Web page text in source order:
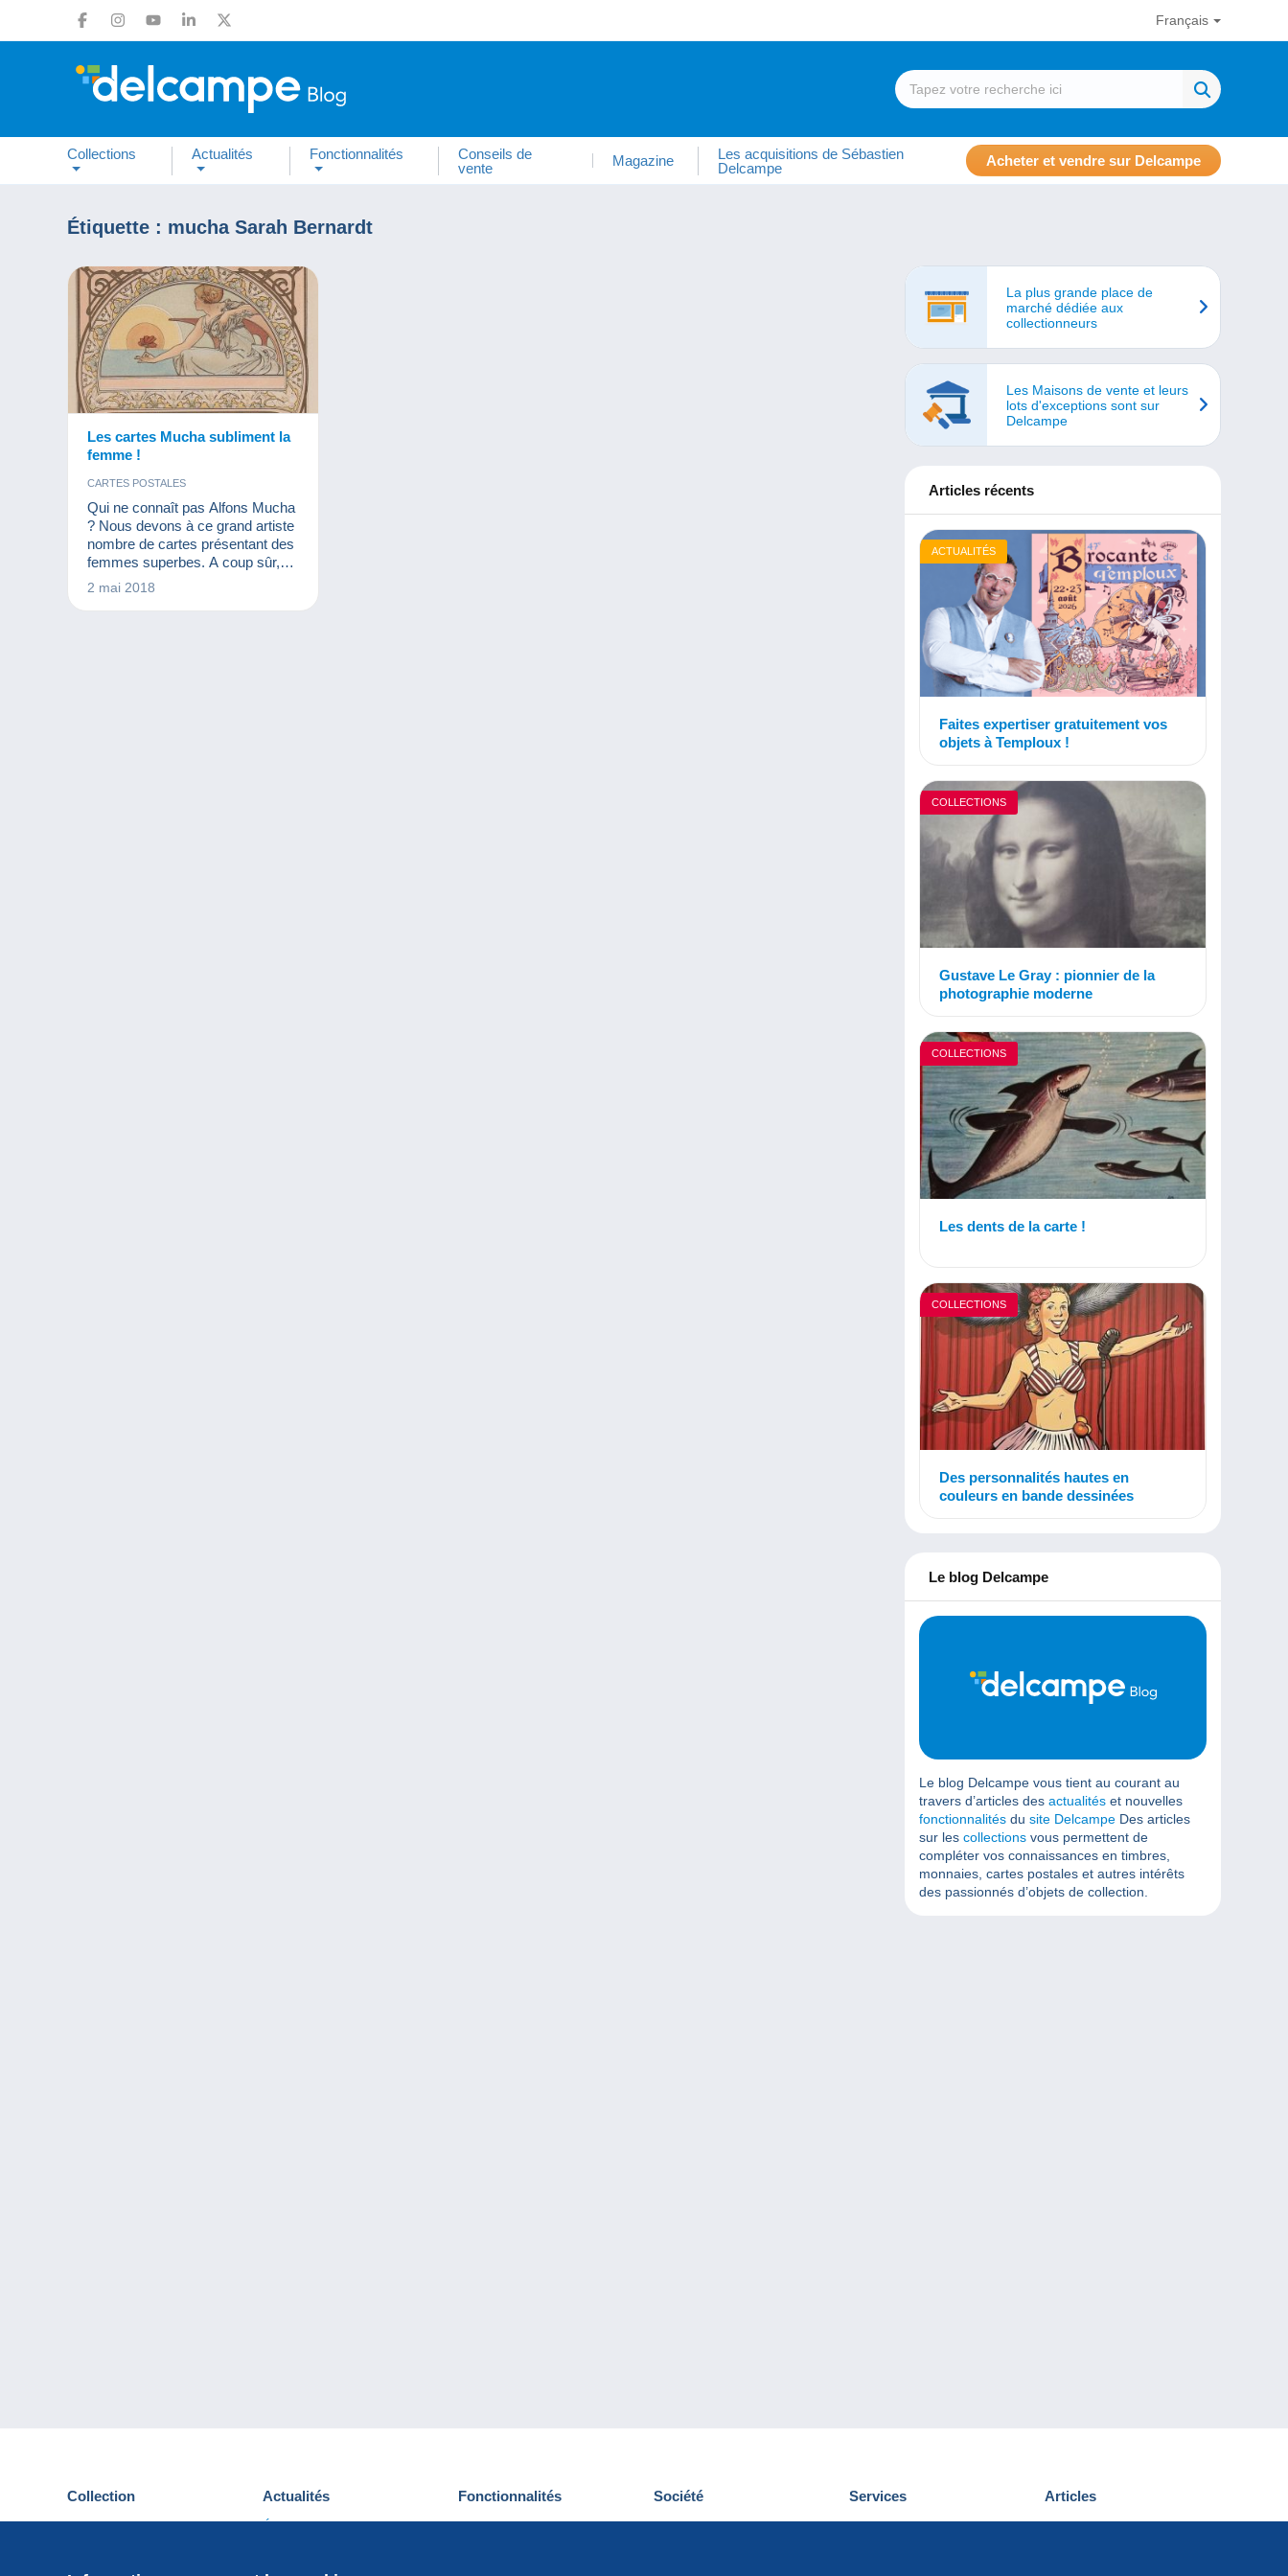
Français
Collections Actualités Fonctionnalités
Conseils de
vente
Magazine
Les acquisitions de Sébastien
Delcampe
Acheter et vendre sur Delcampe
Étiquette : mucha Sarah Bernardt
Les cartes Mucha subliment la
femme !
CARTES POSTALES
Qui ne connaît pas Alfons Mucha
? Nous devons à ce grand artiste
nombre de cartes présentant des
femmes superbes. A coup sûr,
cet artiste a marqué la cartophilie.
2 mai 2018
La plus grande place de
marché dédiée aux
collectionneurs
Les Maisons de vente et leurs
lots d'exceptions sont sur
Delcampe
Articles récents
ACTUALITÉS
Faites expertiser gratuitement vos
objets à Temploux !
COLLECTIONS
Gustave Le Gray : pionnier de la
photographie moderne
COLLECTIONS
Les dents de la carte !
COLLECTIONS
Des personnalités hautes en
couleurs en bande dessinées
Le blog Delcampe
Le blog Delcampe vous tient au courant au
travers d’articles des actualités et nouvelles
fonctionnalités du site Delcampe Des articles
sur les collections vous permettent de
compléter vos connaissances en timbres,
monnaies, cartes postales et autres intérêts
des passionnés d’objets de collection.
Collection
Cartes postales
Actualités
Événements Delcampe
Fonctionnalités
Nouveautés
Société
Qui sommes-nous
Services
Découvrir Delcampe
Articles